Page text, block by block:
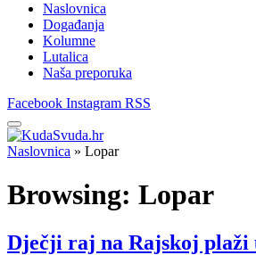
Naslovnica
Događanja
Kolumne
Lutalica
Naša preporuka
Facebook Instagram RSS
Naslovnica » Lopar
Browsing: Lopar
Dječji raj na Rajskoj plaži